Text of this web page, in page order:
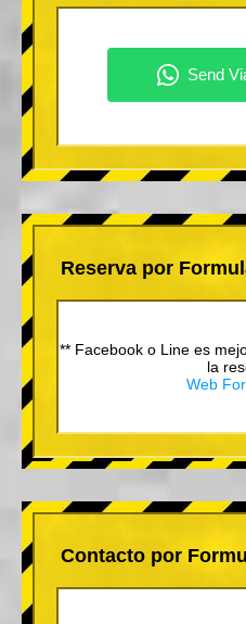
Reserva por
** Facebook o Line es
la
Web
Contacto por